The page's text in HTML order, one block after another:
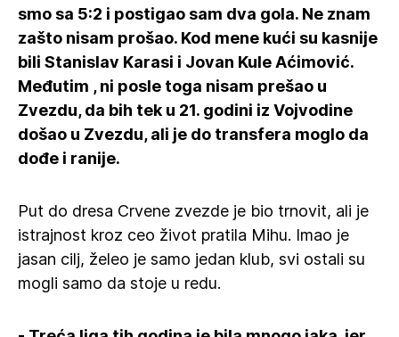
smo sa 5:2 i postigao sam dva gola. Ne znam
zašto nisam prošao. Kod mene kući su kasnije
bili Stanislav Karasi i Jovan Kule Aćimović.
Međutim , ni posle toga nisam prešao u
Zvezdu, da bih tek u 21. godini iz Vojvodine
došao u Zvezdu, ali je do transfera moglo da
dođe i ranije.
Put do dresa Crvene zvezde je bio trnovit, ali je
istrajnost kroz ceo život pratila Mihu. Imao je
jasan cilj, želeo je samo jedan klub, svi ostali su
mogli samo da stoje u redu.